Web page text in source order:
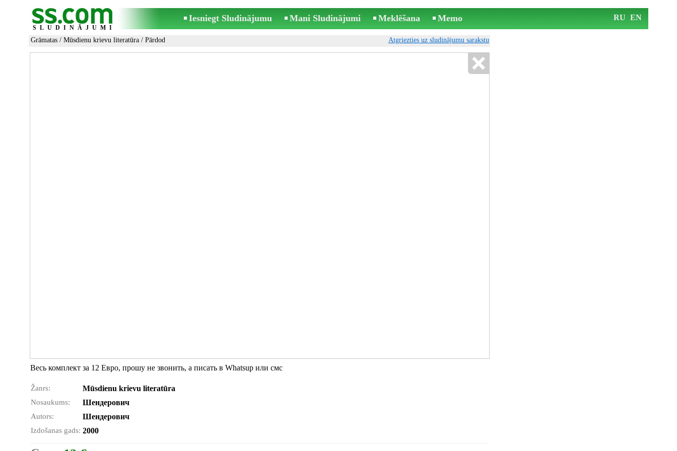
SLUDINĀJUMI
Iesniegt Sludinājumu Mani Sludinājumi Meklēšana Memo RU EN
Grāmatas / Mūsdienu krievu literatūra / Pārdod Atgriezties uz sludinājumu sarakstu
Весь комплект за 12 Евро, прошу не звонить, а писать в Whatsup или смс
Žanrs: Mūsdienu krievu literatūra
Nosaukums: Шендерович
Autors: Шендерович
Izdošanas gads: 2000